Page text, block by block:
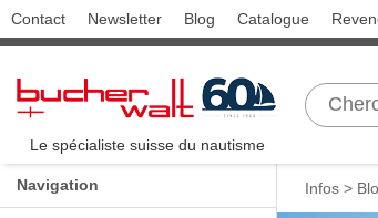
Contact Newsletter Blog Catalogue
Le spécialiste suisse du nautisme
Navigation Infos >